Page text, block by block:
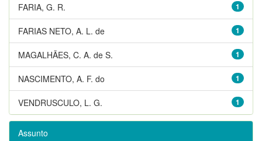
1
FARIA, G. R.
1
FARIAS NETO, A. L. de
1
MAGALHÃES, C. A. de S.
1
NASCIMENTO, A. F. do
1
VENDRUSCULO, L. G.
Assunto